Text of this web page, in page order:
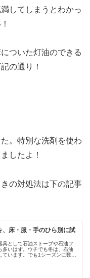
してしまうとわかっ
ついた灯油のできる
の通り！
。特別な洗剤を使わ
したよ！
の対処法は下の記事
、床・服・手のひら別に試
具として石油ストーブや石油フ
多いはず。ウチでも冬は、石油
ています。でも1シーズンに数回